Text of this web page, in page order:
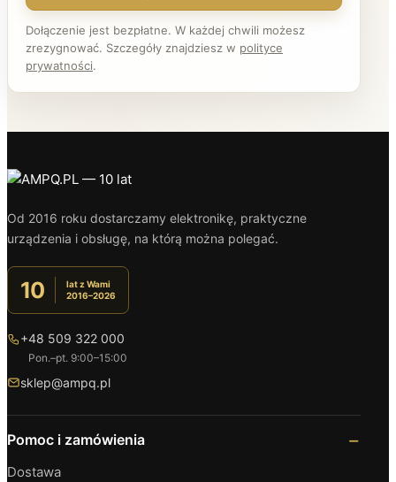
Dołączenie jest bezpłatne. W każdej chwili możesz
zrezygnować. Szczegóły znajdziesz w polityce
prywatności.
Od 2016 roku dostarczamy elektronikę, praktyczne
urządzenia i obsługę, na którą można polegać.
10
lat z Wami
2016–2026
+48 509 322 000
Pon.–pt. 9:00–15:00
sklep@ampq.pl
Pomoc i zamówienia
Dostawa